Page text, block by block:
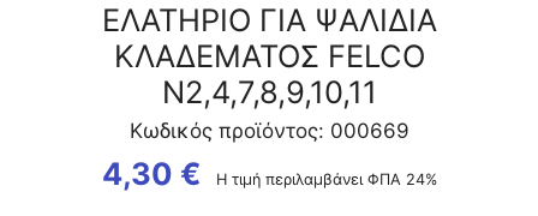
ΕΛΑΤΗΡΙΟ ΓΙΑ ΨΑΛΙΔΙΑ
ΚΛΑΔΕΜΑΤΟΣ FELCO
N2,4,7,8,9,10,11
Κωδικός προϊόντος: 000669
4,30 € Η τιμή περιλαμβάνει ΦΠΑ 24%